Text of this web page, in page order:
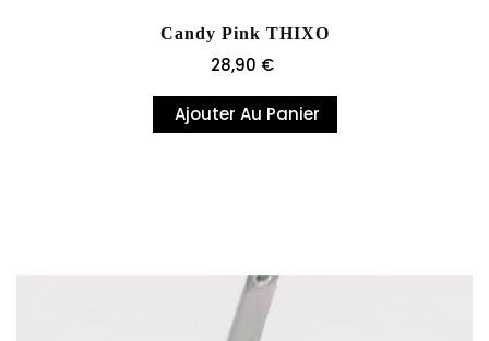
Candy Pink THIXO
Prix
28,90 €
Ajouter Au Panier